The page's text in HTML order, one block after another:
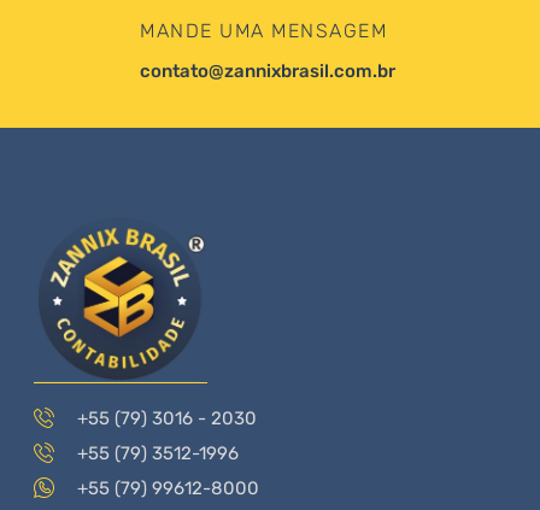
MANDE UMA MENSAGEM
contato@zannixbrasil.com.br
+55 (79) 3016 - 2030
+55 (79) 3512-1996
+55 (79) 99612-8000